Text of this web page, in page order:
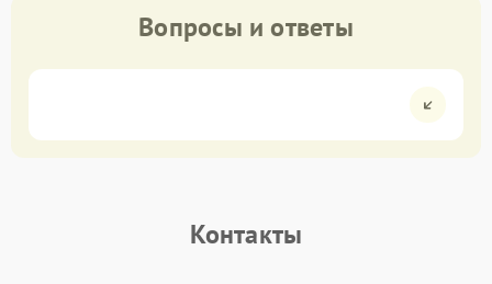
Вопросы и ответы
Контакты